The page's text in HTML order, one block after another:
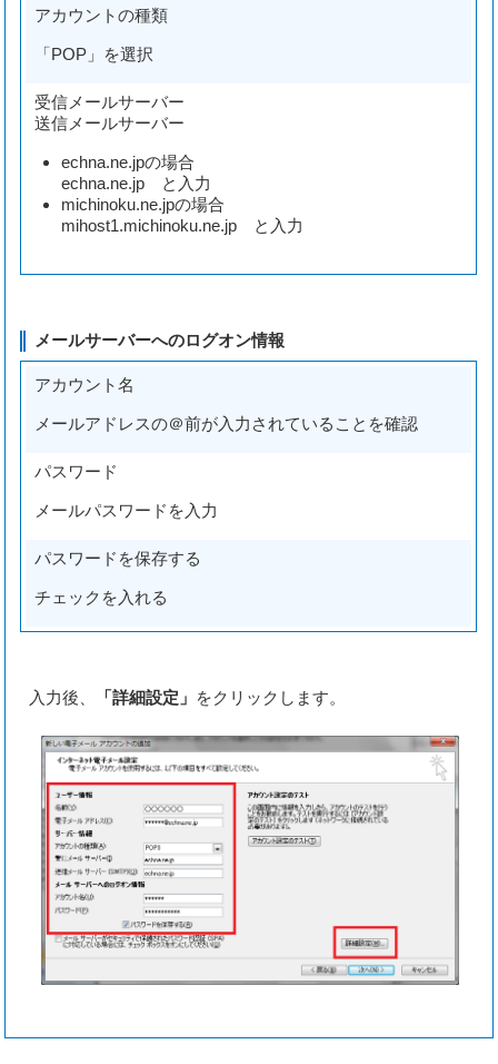
アカウントの種類
「POP」を選択
受信メールサーバー
送信メールサーバー
echna.ne.jpの場合
echna.ne.jp と入力
michinoku.ne.jpの場合
mihost1.michinoku.ne.jp と入力
メールサーバーへのログオン情報
アカウント名
メールアドレスの＠前が入力されていることを確認
パスワード
メールパスワードを入力
パスワードを保存する
チェックを入れる
入力後、 「詳細設定」 をクリックします。